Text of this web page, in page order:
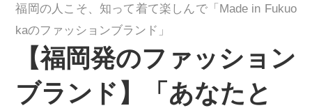
福岡の人こそ、知って着て楽しんで「Made in Fukuo
kaのファッションブランド」
【福岡発のファッション
ブランド】「あなたと